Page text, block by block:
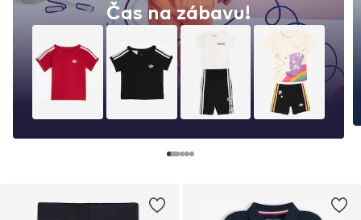
Čas na zábavu!